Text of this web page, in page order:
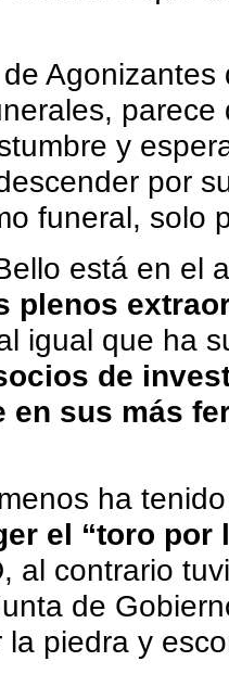
y
por
funeral, solo
está en el
plenos
igual que ha
de
en sus más
ha
el “toro por
al contrario
de
la piedra y